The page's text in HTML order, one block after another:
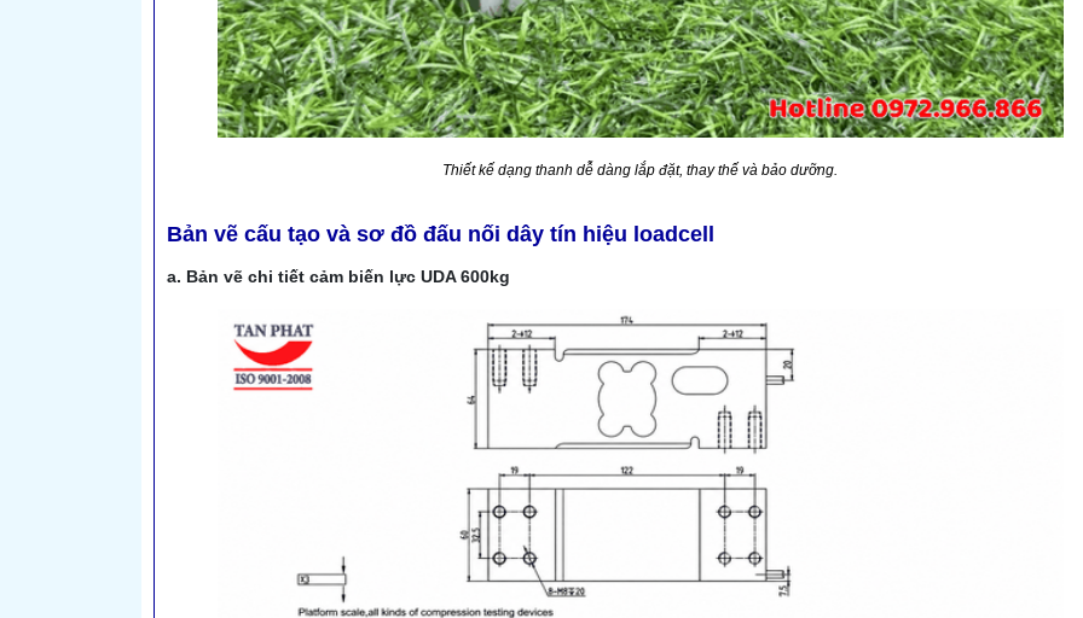
Thiết kế dạng thanh dễ dàng lắp đặt, thay thế và bảo dưỡng.
Bản vẽ cấu tạo và sơ đồ đấu nối dây tín hiệu loadcell
a. Bản vẽ chi tiết cảm biến lực UDA 600kg